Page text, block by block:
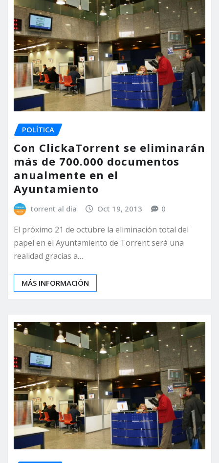
POLÍTICA
Con ClickaTorrent se eliminarán
más de 700.000 documentos
anualmente en el
Ayuntamiento
torrent al dia Oct 19, 2013 0
El próximo 21 de octubre la eliminación total del
papel en el Ayuntamiento de Torrent será una
realidad gracias a…
MÁS INFORMACIÓN